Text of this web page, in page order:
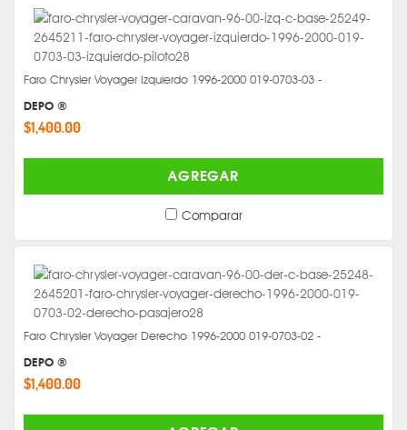
Faro Chrysler Voyager Izquierdo 1996-2000 019-0703-03 -
DEPO ®
$1,400.00
AGREGAR
Comparar
Faro Chrysler Voyager Derecho 1996-2000 019-0703-02 -
DEPO ®
$1,400.00